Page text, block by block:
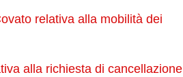
relativa alla mobilità dei
alla richiesta di cancellazione